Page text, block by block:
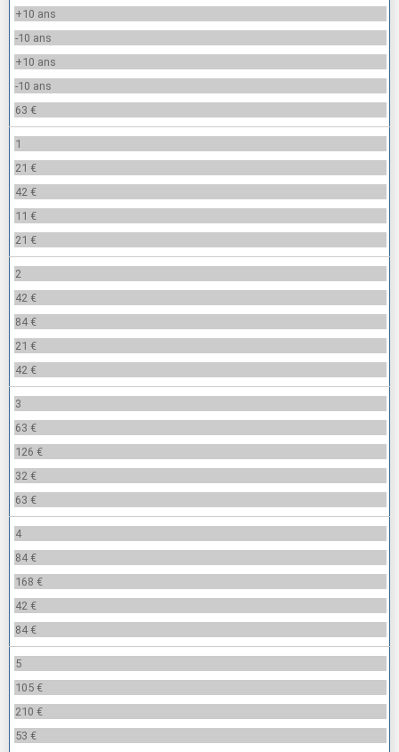
+10 ans
-10 ans
+10 ans
-10 ans
63 €
1
21 €
42 €
11 €
21 €
2
42 €
84 €
21 €
42 €
3
63 €
126 €
32 €
63 €
4
84 €
168 €
42 €
84 €
5
105 €
210 €
53 €